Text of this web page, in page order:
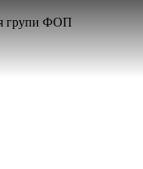
групи ФОП